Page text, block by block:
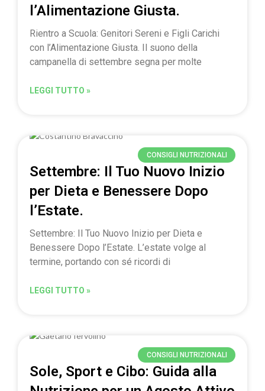
l’Alimentazione Giusta.
Rientro a Scuola: Genitori Sereni e Figli Carichi
con l’Alimentazione Giusta. Il suono della
campanella di settembre segna per molte
LEGGI TUTTO »
CONSIGLI NUTRIZIONALI
Settembre: Il Tuo Nuovo Inizio
per Dieta e Benessere Dopo
l’Estate.
Settembre: Il Tuo Nuovo Inizio per Dieta e
Benessere Dopo l’Estate. L’estate volge al
termine, portando con sé ricordi di
LEGGI TUTTO »
CONSIGLI NUTRIZIONALI
Sole, Sport e Cibo: Guida alla